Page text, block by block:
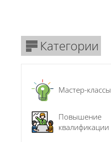
Блоки
Категории
Мастер-классы
Повышение
квалификации